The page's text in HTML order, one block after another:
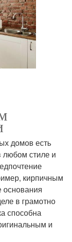
домов есть
стиле и
кирпичным
основания
в грамотно
способна
и